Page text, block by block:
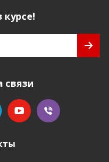
курсе!
связи